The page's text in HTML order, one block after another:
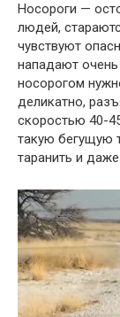
Носороги —
людей,
чувствуют
нападают
носорогом
деликатно,
скоростью 40-
такую ​​бегущую
таранить и